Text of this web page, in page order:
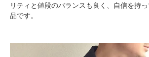
リティと値段のバランスも良く、自信を持
品です。